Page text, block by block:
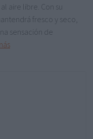
aire libre. Con su
fresco y seco,
sensación de